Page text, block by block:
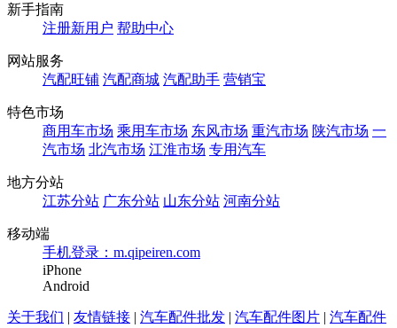
新手指南
注册新用户 帮助中心
网站服务
汽配旺铺 汽配商城 汽配助手 营销宝
特色市场
商用车市场 乘用车市场 东风市场 重汽市场 陕汽市场 一
汽市场 北汽市场 江淮市场 专用汽车
地方分站
江苏分站 广东分站 山东分站 河南分站
移动端
手机登录：m.qipeiren.com
iPhone
Android
关于我们 | 友情链接 | 汽车配件批发 | 汽车配件图片 | 汽车配件